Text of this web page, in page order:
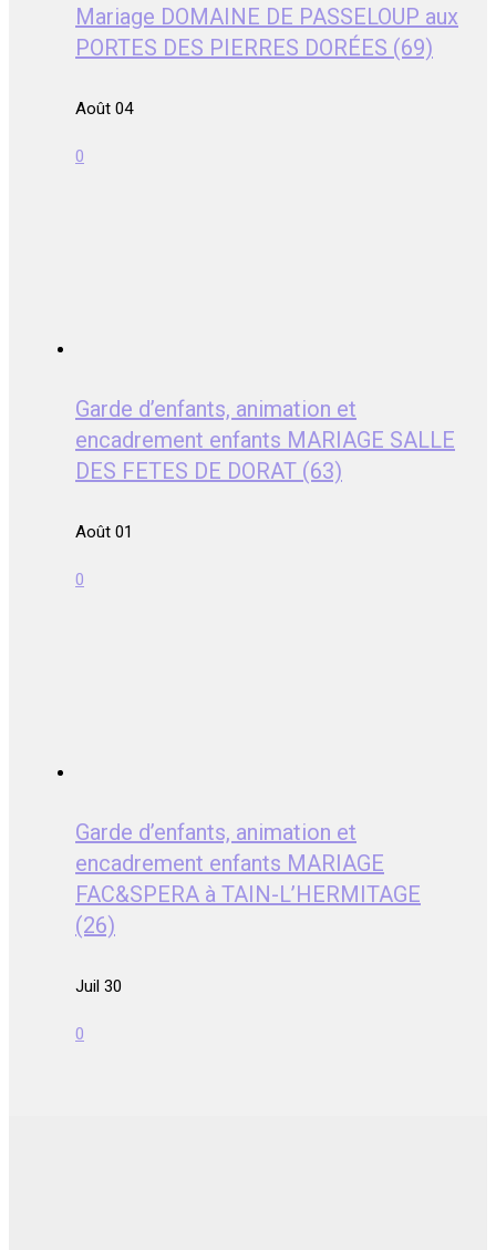
Mariage DOMAINE DE PASSELOUP aux
PORTES DES PIERRES DORÉES (69)
Août 04
0
Garde d’enfants, animation et
encadrement enfants MARIAGE SALLE
DES FETES DE DORAT (63)
Août 01
0
Garde d’enfants, animation et
encadrement enfants MARIAGE
FAC&SPERA à TAIN-L’HERMITAGE
(26)
Juil 30
0